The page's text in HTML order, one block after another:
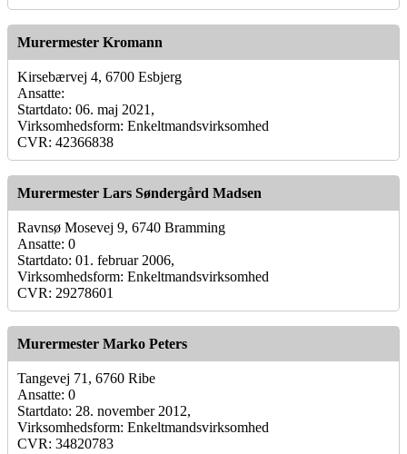
Murermester Kromann
Kirsebærvej 4, 6700 Esbjerg
Ansatte:
Startdato: 06. maj 2021,
Virksomhedsform: Enkeltmandsvirksomhed
CVR: 42366838
Murermester Lars Søndergård Madsen
Ravnsø Mosevej 9, 6740 Bramming
Ansatte: 0
Startdato: 01. februar 2006,
Virksomhedsform: Enkeltmandsvirksomhed
CVR: 29278601
Murermester Marko Peters
Tangevej 71, 6760 Ribe
Ansatte: 0
Startdato: 28. november 2012,
Virksomhedsform: Enkeltmandsvirksomhed
CVR: 34820783